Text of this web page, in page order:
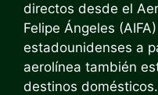
directos desde el
Felipe Ángeles
estadounidenses a
aerolínea también
destinos domésticos.